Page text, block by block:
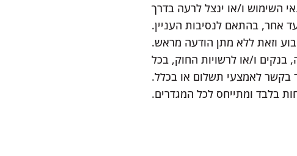
השימוש ו/או ינצל לרעה בדרך
אחר, בהתאם לנסיבות העניין.
וזאת ללא מתן הודעה מראש.
ו/או לרשויות החוק, בכל
לאמצעי תשלום או בכלל.
בלבד ומתייחס לכל המגדרים.